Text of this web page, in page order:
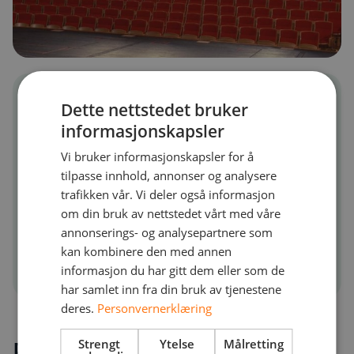
Sted
Kristian IVs gate 8, 0164
Oslo
Dette nettstedet bruker
informasjonskapsler
Vi bruker informasjonskapsler for å
tilpasse innhold, annonser og analysere
trafikken vår. Vi deler også informasjon
om din bruk av nettstedet vårt med våre
annonserings- og analysepartnere som
kan kombinere den med annen
informasjon du har gitt dem eller som de
har samlet inn fra din bruk av tjenestene
deres. Personvernerklæring
Strengt
Ytelse Målretting